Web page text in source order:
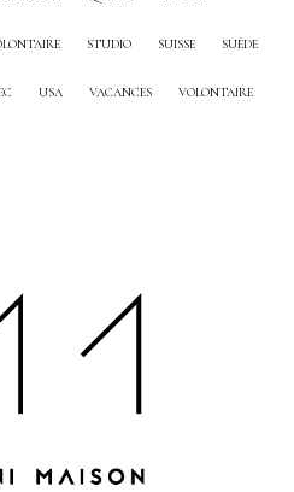
STUDIO SUISSE SUÈDE
USA VACANCES VOLONTAIRE